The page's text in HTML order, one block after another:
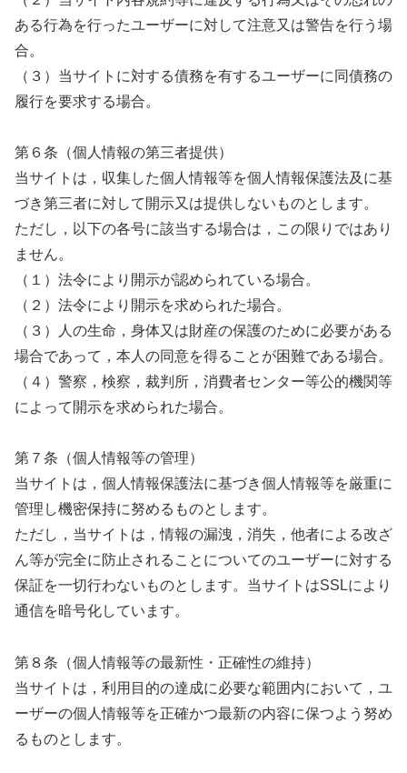
ある行為を行ったユーザーに対して注意又は警告を行う場
合。
（３）当サイトに対する債務を有するユーザーに同債務の
履行を要求する場合。
第６条（個人情報の第三者提供）
当サイトは，収集した個人情報等を個人情報保護法及に基
づき第三者に対して開示又は提供しないものとします。
ただし，以下の各号に該当する場合は，この限りではあり
ません。
（１）法令により開示が認められている場合。
（２）法令により開示を求められた場合。
（３）人の生命，身体又は財産の保護のために必要がある
場合であって，本人の同意を得ることが困難である場合。
（４）警察，検察，裁判所，消費者センター等公的機関等
によって開示を求められた場合。
第７条（個人情報等の管理）
当サイトは，個人情報保護法に基づき個人情報等を厳重に
管理し機密保持に努めるものとします。
ただし，当サイトは，情報の漏洩，消失，他者による改ざ
ん等が完全に防止されることについてのユーザーに対する
保証を一切行わないものとします。当サイトはSSLにより
通信を暗号化しています。
第８条（個人情報等の最新性・正確性の維持）
当サイトは，利用目的の達成に必要な範囲内において，ユ
ーザーの個人情報等を正確かつ最新の内容に保つよう努め
るものとします。